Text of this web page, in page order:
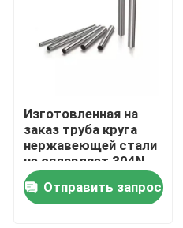
Изготовленная на
заказ труба круга
нержавеющей стали
не сплавляет 304N
2B 410
Отправить запрос